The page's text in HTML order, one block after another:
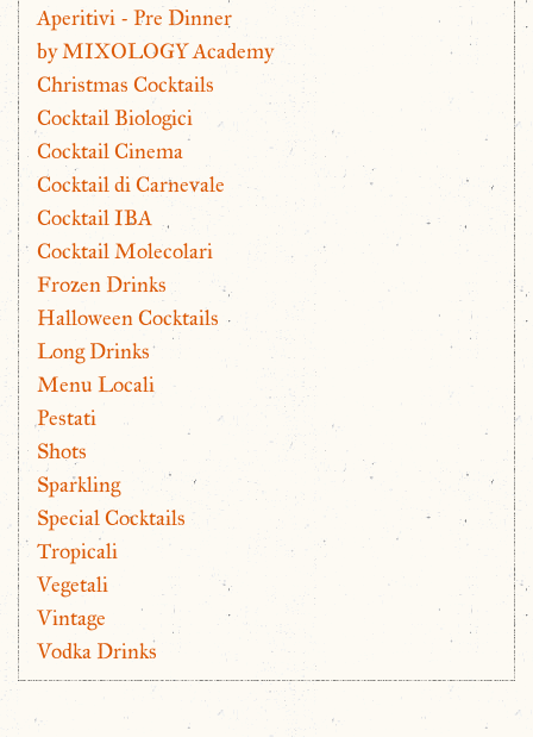
Aperitivi - Pre Dinner
by MIXOLOGY Academy
Christmas Cocktails
Cocktail Biologici
Cocktail Cinema
Cocktail di Carnevale
Cocktail IBA
Cocktail Molecolari
Frozen Drinks
Halloween Cocktails
Long Drinks
Menu Locali
Pestati
Shots
Sparkling
Special Cocktails
Tropicali
Vegetali
Vintage
Vodka Drinks